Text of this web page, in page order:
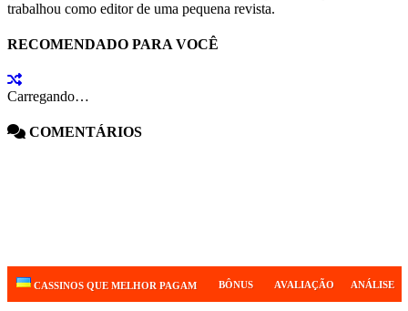
trabalhou como editor de uma pequena revista.
RECOMENDADO PARA VOCÊ
Carregando…
COMENTÁRIOS
CASSINOS QUE MELHOR PAGAM BÔNUS AVALIAÇÃO ANÁLISE